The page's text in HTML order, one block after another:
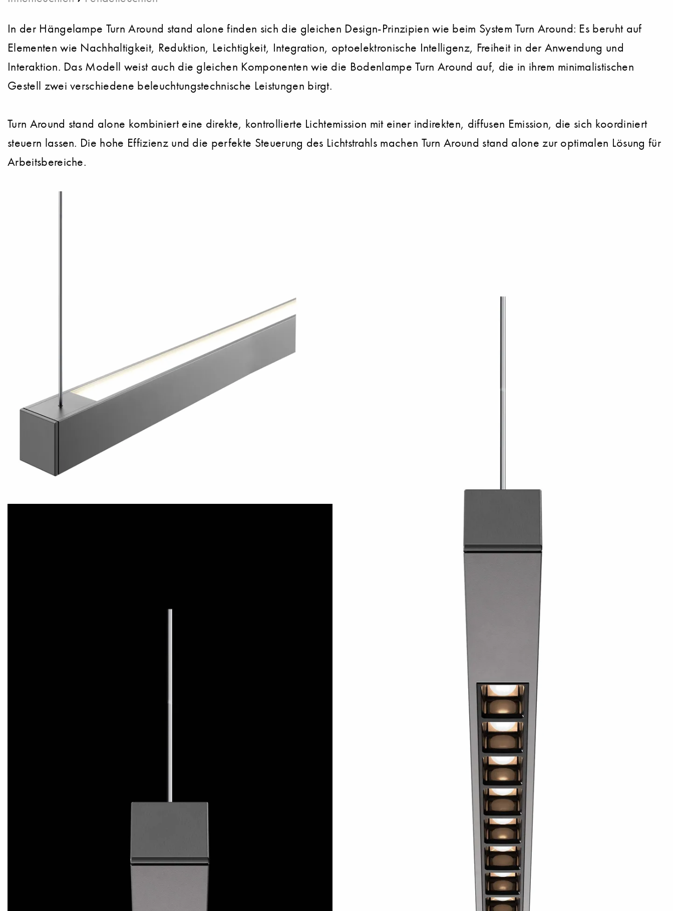
In der Hängelampe Turn Around stand alone finden sich die gleichen Design-Prinzipien wie beim System Turn Around: Es beruht auf
Elementen wie Nachhaltigkeit, Reduktion, Leichtigkeit, Integration, optoelektronische Intelligenz, Freiheit in der Anwendung und
Interaktion. Das Modell weist auch die gleichen Komponenten wie die Bodenlampe Turn Around auf, die in ihrem minimalistischen
Gestell zwei verschiedene beleuchtungstechnische Leistungen birgt.
Turn Around stand alone kombiniert eine direkte, kontrollierte Lichtemission mit einer indirekten, diffusen Emission, die sich koordiniert
steuern lassen. Die hohe Effizienz und die perfekte Steuerung des Lichtstrahls machen Turn Around stand alone zur optimalen Lösung für
Arbeitsbereiche.